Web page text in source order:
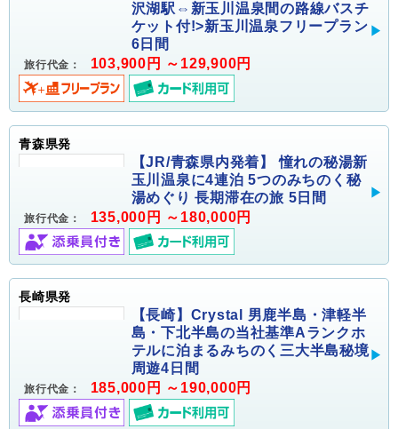
沢湖駅⇔新玉川温泉間の路線バスチ
ケット付!>新玉川温泉フリープラン
6日間
旅行代金： 103,900円 ～129,900円
青森県発
【JR/青森県内発着】 憧れの秘湯新
玉川温泉に4連泊 5つのみちのく秘
湯めぐり 長期滞在の旅 5日間
旅行代金： 135,000円 ～180,000円
長崎県発
【長崎】Crystal 男鹿半島・津軽半
島・下北半島の当社基準Aランクホ
テルに泊まるみちのく三大半島秘境
周遊4日間
旅行代金： 185,000円 ～190,000円